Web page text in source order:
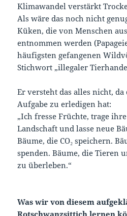
Klimawandel verstärkt
Als wäre das noch nicht
Küken, die von Menschen
entnommen werden
häufigsten gefangenen
Stichwort „illegaler
Er versteht das alles nicht,
Aufgabe zu erledigen hat:
„Ich fresse Früchte, trage
Landschaft und lasse neue
Bäume, die CO₂ speichern.
spenden. Bäume, die Tieren
zu überleben.“
Was wir von diesem
Rotschwanzsittich lernen